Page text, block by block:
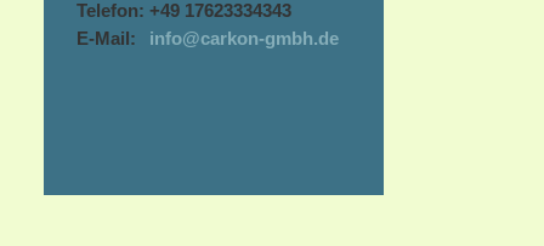
Telefon: +49 17623334343
E-Mail:
info@carkon-gmbh.de